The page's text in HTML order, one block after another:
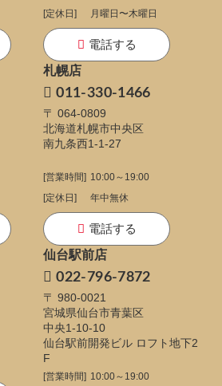
[定休日]
月曜日〜木曜日
電話する
札幌店
011-330-1466
〒 064-0809
北海道札幌市中央区
南九条西1-1-27
[営業時間] 10:00～19:00
[定休日]
年中無休
電話する
仙台駅前店
022-796-7872
〒 980-0021
宮城県仙台市青葉区
中央1-10-10
仙台駅前開発ビル ロフト地下2
F
[営業時間] 10:00～19:00